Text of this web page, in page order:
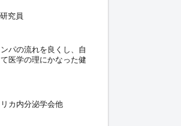
究員
パの流れを良くし、自
医学の理にかなった健
カ内分泌学会他